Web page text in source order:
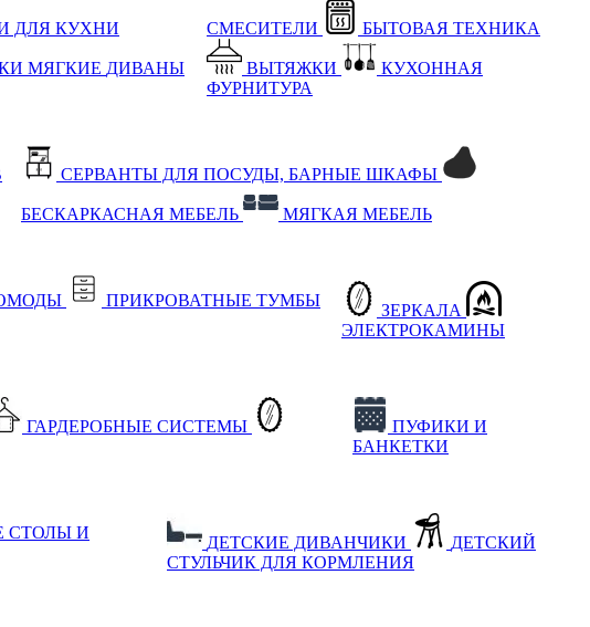
ДЛЯ КУХНИ
МЯГКИЕ ДИВАНЫ
СМЕСИТЕЛИ БЫТОВАЯ ТЕХНИКА
ВЫТЯЖКИ
КУХОННАЯ
ФУРНИТУРА
СЕРВАНТЫ ДЛЯ ПОСУДЫ, БАРНЫЕ ШКАФЫ
БЕСКАРКАСНАЯ МЕБЕЛЬ МЯГКАЯ МЕБЕЛЬ
ПРИКРОВАТНЫЕ ТУМБЫ
ЗЕРКАЛА
ЭЛЕКТРОКАМИНЫ
ГАРДЕРОБНЫЕ СИСТЕМЫ
ПУФИКИ И
БАНКЕТКИ
СТОЛЫ И
ДЕТСКИЕ ДИВАНЧИКИ
ДЕТСКИЙ
СТУЛЬЧИК ДЛЯ КОРМЛЕНИЯ